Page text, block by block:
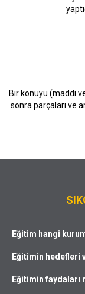
Bir konuyu (maddi
sonra parçaları ve
Eğitim hangi
Eğitimin hedefleri
Eğitimin faydaları